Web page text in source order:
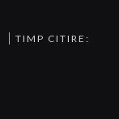
TIMP CITIRE: